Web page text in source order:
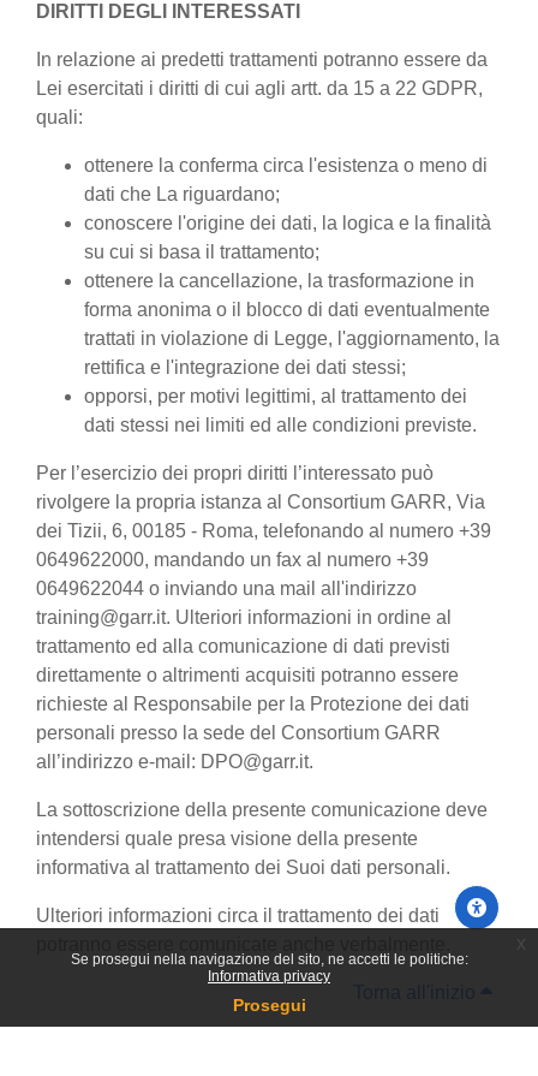
Se prosegui nella navigazione del sito, ne accetti le politiche:
Informativa privacy
Prosegui
DIRITTI DEGLI INTERESSATI
In relazione ai predetti trattamenti potranno essere da
Lei esercitati i diritti di cui agli artt. da 15 a 22 GDPR,
quali:
ottenere la conferma circa l'esistenza o meno di
dati che La riguardano;
conoscere l'origine dei dati, la logica e la finalità
su cui si basa il trattamento;
ottenere la cancellazione, la trasformazione in
forma anonima o il blocco di dati eventualmente
trattati in violazione di Legge, l'aggiornamento, la
rettifica e l'integrazione dei dati stessi;
opporsi, per motivi legittimi, al trattamento dei
dati stessi nei limiti ed alle condizioni previste.
Per l’esercizio dei propri diritti l’interessato può
rivolgere la propria istanza al Consortium GARR, Via
dei Tizii, 6, 00185 - Roma, telefonando al numero +39
0649622000, mandando un fax al numero +39
0649622044 o inviando una mail all'indirizzo
training@garr.it. Ulteriori informazioni in ordine al
trattamento ed alla comunicazione di dati previsti
direttamente o altrimenti acquisiti potranno essere
richieste al Responsabile per la Protezione dei dati
personali presso la sede del Consortium GARR
all’indirizzo e-mail: DPO@garr.it.
La sottoscrizione della presente comunicazione deve
intendersi quale presa visione della presente
informativa al trattamento dei Suoi dati personali.
Ulteriori informazioni circa il trattamento dei dati